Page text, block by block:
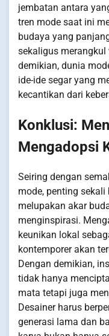
jembatan antara
tren mode saat ini
budaya yang
sekaligus
demikian, dunia
ide-ide segar yang
kecantikan dari
Konklusi:
Mengadopsi
Seiring dengan
mode, penting
melupakan akar
menginspirasi.
keunikan lokal
kontemporer akan
Dengan demikian,
tidak hanya
mata tetapi juga
Desainer harus
generasi lama dan